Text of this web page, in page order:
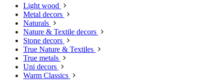
Light wood
Metal decors
Naturals
Nature & Textile decors
Stone decors
True Nature & Textiles
True metals
Uni decors
Warm Classics